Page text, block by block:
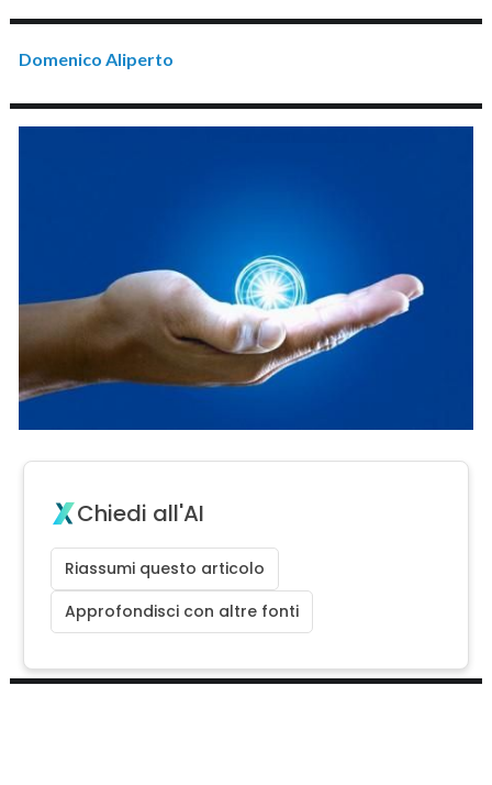
Domenico Aliperto
Chiedi all'AI
Riassumi questo articolo
Approfondisci con altre fonti